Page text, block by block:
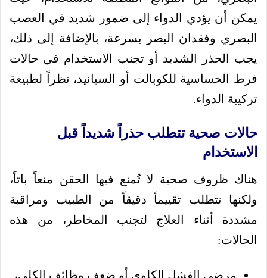
يمكن أن يؤدي الدواء إلى ضمور شديد في العصب
البصري وفقدان البصر بسرعة، بالإضافة إلى ذلك،
يجب الحذر الشديد أو تجنب الاستخدام في حالات
فرط الحساسية للكوبالت أو السيانيد، نظراً لطبيعة
تركيبة الدواء.
حالات صحية تتطلب حذراً شديداً قبل
الاستخدام
هناك ظروف صحية لا تُمنع فيها الحقن منعاً باتاً،
ولكنها تتطلب تقييماً دقيقاً من الطبيب ومراقبة
مشددة أثناء العلاج لتجنب المخاطر، من هذه
الحالات:
مرضى الفشل الكلوي أو ضعف وظائف الكلى،